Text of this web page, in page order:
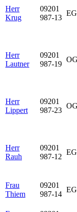
Herr
Krug
09201
987-13
Herr
Lautner
09201
987-19
Herr
Lippert
09201
987-23
Herr
Rauh
09201
987-12
Frau
Thiem
09201
987-14